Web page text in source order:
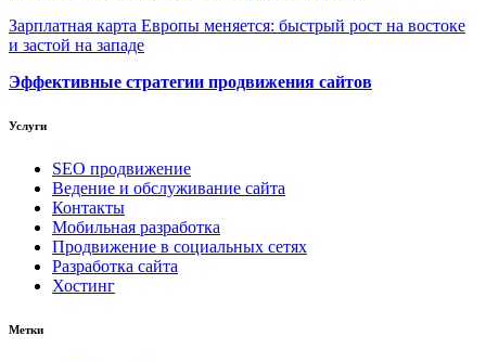
Зарплатная карта Европы меняется: быстрый рост на востоке
и застой на западе
Эффективные стратегии продвижения сайтов
Услуги
SEO продвижение
Ведение и обслуживание сайта
Контакты
Мобильная разработка
Продвижение в социальных сетях
Разработка сайта
Хостинг
Метки